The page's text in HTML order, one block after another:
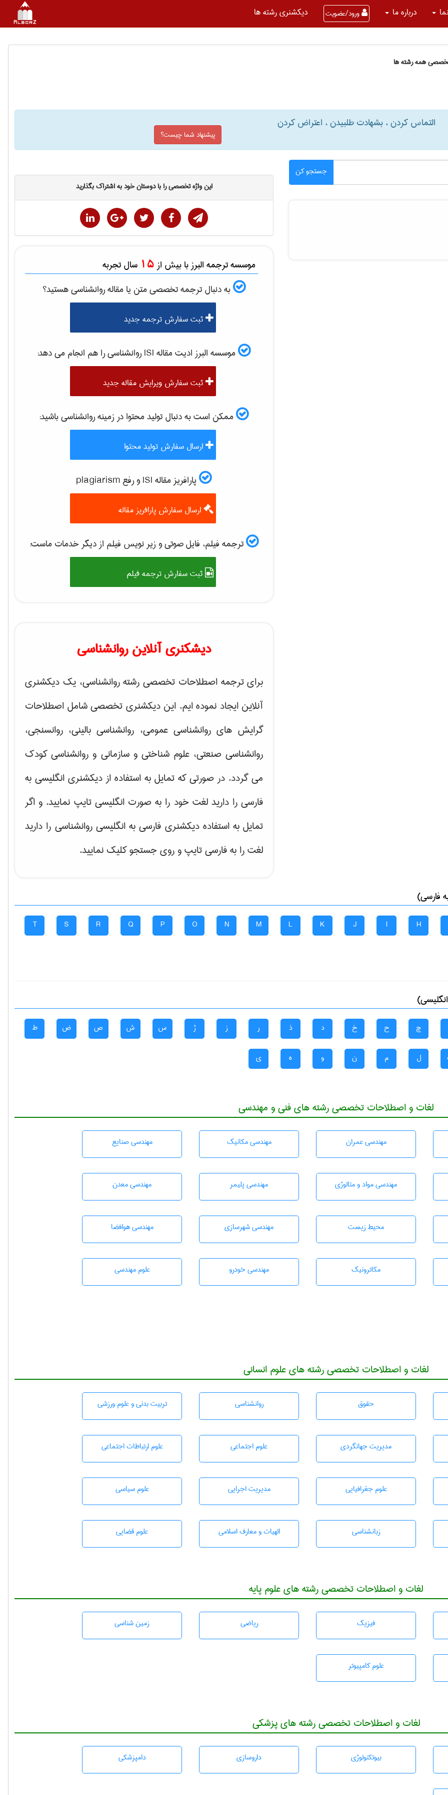
درباره ما ورود/عضویت دیکشنری رشته ها
همه رشته ها
التماس کردن ، بشهادت طلبیدن ، اعتراض کردن
پیشنهاد شما چیست؟
جستجو کن
این واژه تخصصی را با دوستان خود به اشتراک بگذارید
موسسه ترجمه البرز با بیش از 15 سال تجربه
به دنبال ترجمه تخصصی متن یا مقالهروانشناسیهستید؟
ثبت سفارش ترجمه جدید
موسسه البرز ادیت مقاله ISI روانشناسیرا هم انجام می دهد:
ثبت سفارش ویرایش مقاله جدید
ممکن است به دنبال تولید محتوا در زمینهروانشناسیباشید:
ارسال سفارش تولید محتوا
پارافریز مقاله ISI و رفع plagiarism
ارسال سفارش پارافریز مقاله
ترجمه فیلم، فایل صوتی و زیر نویس فیلم از دیگر خدمات ماست:
ثبت سفارش ترجمه فیلم
دیشکنری آنلاین روانشناسی
برای ترجمه اصطلاحات تخصصی رشته روانشناسی، یک دیکشنری
آنلاین ایجاد نموده ایم. این دیکشنری تخصصی شامل اصطلاحات
گرایش هایروانشناسی عمومی، روانشناسی بالینی، روانسنجی،
روانشناسی صنعتی، علوم شناختی و سازمانی و روانشناسی کودک
می گردد. در صورتی که تمایل به استفاده از دیکشنری انگلیسی به
فارسی را دارید لغت خود را به صورت انگلیسی تایپ نمایید. و اگر
تمایل به استفاده دیکشنری فارسی به انگلیسی روانشناسی را دارید
لغت را به فارسی تایپ و روی جستجو کلیک نمایید.
فارسی)
H
I
J
K
L
M
N
O
P
Q
R
S
T
چ ح خ د ذ ر ز ژ س ش ص ض ط
ل م ن و ه ی
لغات و اصطلاحات تخصصی رشته های فنی و مهندسی
مهندسی عمران مهندسی مکانیک مهندسی صنايع
مهندسی مواد و متالوژی مهندسی پليمر مهندسی معدن
محيط زيست مهندسی شهرسازی مهندسی هوافضا
مکاترونیک مهندسی خودرو علوم مهندسی
لغات و اصطلاحات تخصصی رشته های علوم انسانی
حقوق روانشناسی تربيت بدنی و علوم ورزشی
مديريت جهانگردی علوم اجتماعی علوم ارتباطات اجتماعی
علوم جغرافيايی مديريت اجرايی علوم سياسی
زبانشناسی الهیات و معارف اسلامی علوم قضایی
لغات و اصطلاحات تخصصی رشته های علوم پایه
فیزیک رياضی زمين شناسی
علوم کامپیوتر
لغات و اصطلاحات تخصصی رشته های پزشکی
بيوتكنولوژی داروسازی دامپزشكی